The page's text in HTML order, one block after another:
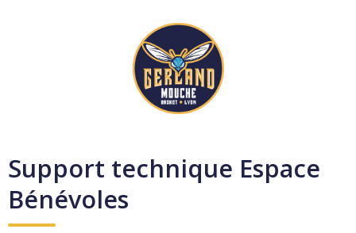
Support technique Espace
Bénévoles